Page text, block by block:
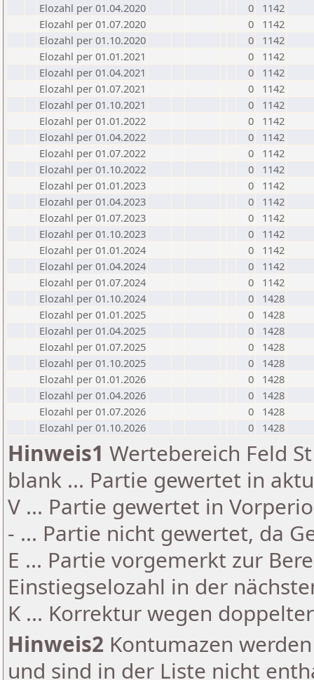
Elozahl per 01.04.2020
0
1142
Elozahl per 01.07.2020
0
1142
Elozahl per 01.10.2020
0
1142
Elozahl per 01.01.2021
0
1142
Elozahl per 01.04.2021
0
1142
Elozahl per 01.07.2021
0
1142
Elozahl per 01.10.2021
0
1142
Elozahl per 01.01.2022
0
1142
Elozahl per 01.04.2022
0
1142
Elozahl per 01.07.2022
0
1142
Elozahl per 01.10.2022
0
1142
Elozahl per 01.01.2023
0
1142
Elozahl per 01.04.2023
0
1142
Elozahl per 01.07.2023
0
1142
Elozahl per 01.10.2023
0
1142
Elozahl per 01.01.2024
0
1142
Elozahl per 01.04.2024
0
1142
Elozahl per 01.07.2024
0
1142
Elozahl per 01.10.2024
0
1428
Elozahl per 01.01.2025
0
1428
Elozahl per 01.04.2025
0
1428
Elozahl per 01.07.2025
0
1428
Elozahl per 01.10.2025
0
1428
Elozahl per 01.01.2026
0
1428
Elozahl per 01.04.2026
0
1428
Elozahl per 01.07.2026
0
1428
Elozahl per 01.10.2026
0 1428
Hinweis1 Wertebereich Feld
blank ... Partie gewertet in
V ... Partie gewertet in
- ... Partie nicht gewertet, da
E ... Partie vorgemerkt zur
Einstiegselozahl in der
K ... Korrektur wegen
Hinweis2 Kontumazen
und sind in der Liste nicht